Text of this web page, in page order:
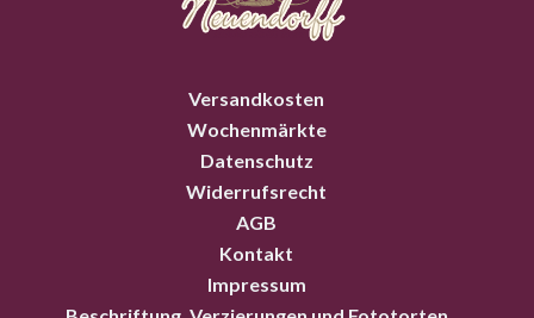
Versandkosten
Wochenmärkte
Datenschutz
Widerrufsrecht
AGB
Kontakt
Impressum